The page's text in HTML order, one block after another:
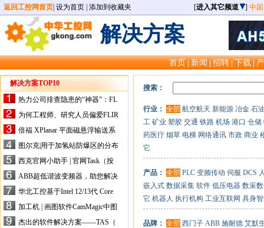
返回工控网首页 设为首页 添加到收藏夹 [进入其它频道 ] 中
解决方案
首页|新闻|招聘|下载|
解决方案TOP10
热力公司排查隐患的“神器”：FL
IR手持式热像仪，高效精准！
为何工程师、研究人员偏爱FLIR
X-HS系列热像仪？精准高效是
关键
倍福 XPlanar 平面磁悬浮输送系
统的创新应用
图尔克|用于加氢站防爆区的分布
式I/O解决方案
西克官网小助手 | 官网Task（按
任务选型）更新预告
ABB超低谐波变频器，助您解决
电气设备运行难题！
华北工控基于Intel 12/13代 Core
的ATX-6159嵌入式主板，推进
机器人市场
加工机 | 画图软件CamMagic中图
层整合的问题
杰出的软件解决方案——TAS（
搜索：
行业： 全部 航空航天 新能源 冶金 石
工 矿业 塑胶 交通 铁路 机场 港口 仓储
药医疗 烟草 电梯 网络通讯 市政 商业
它
产品： 全部 PLC 变频传动 伺服 DCS
嵌入式 数据采集 软件 低压电器 数采
它 机器人 执行机构 工业互联网 具身
品牌： 全部 西门子 ABB 施耐德 艾默